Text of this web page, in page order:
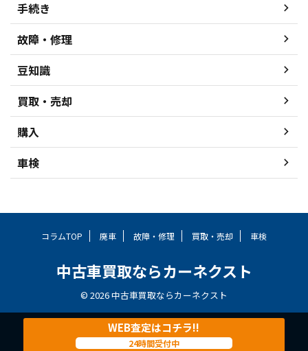
手続き
故障・修理
豆知識
買取・売却
購入
車検
コラムTOP 廃車 故障・修理 買取・売却 車検
中古車買取ならカーネクスト
© 2026 中古車買取ならカーネクスト
WEB査定はコチラ!!
24時間受付中